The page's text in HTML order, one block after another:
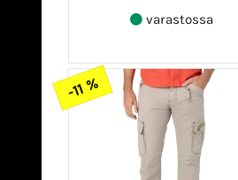
varastossa
-11 %